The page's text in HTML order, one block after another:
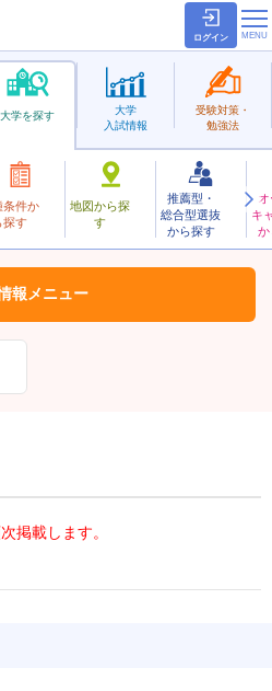
ログイン
大学を探す
条件か
探す
地図から探
す
推薦型・
総合型選抜
から探す
キ
か
大学
入試情報
受験対策・
勉強法
お気に入り
報 メニュー
掲載します。